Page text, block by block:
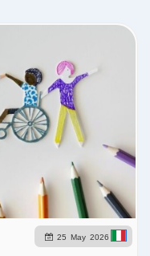
25 May 2026